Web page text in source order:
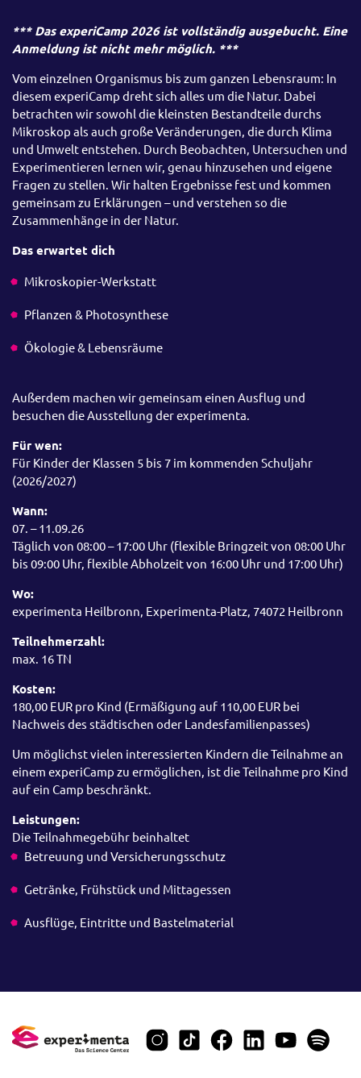
*** Das experiCamp 2026 ist vollständig ausgebucht. Eine
Anmeldung ist nicht mehr möglich. ***
Vom einzelnen Organismus bis zum ganzen Lebensraum: In
diesem experiCamp dreht sich alles um die Natur. Dabei
betrachten wir sowohl die kleinsten Bestandteile durchs
Mikroskop als auch große Veränderungen, die durch Klima
und Umwelt entstehen. Durch Beobachten, Untersuchen und
Experimentieren lernen wir, genau hinzusehen und eigene
Fragen zu stellen. Wir halten Ergebnisse fest und kommen
gemeinsam zu Erklärungen – und verstehen so die
Zusammenhänge in der Natur.
Das erwartet dich
Mikroskopier-Werkstatt
Pflanzen & Photosynthese
Ökologie & Lebensräume
Außerdem machen wir gemeinsam einen Ausflug und
besuchen die Ausstellung der experimenta.
Für wen:
Für Kinder der Klassen 5 bis 7 im kommenden Schuljahr
(2026/2027)
Wann:
07. – 11.09.26
Täglich von 08:00 – 17:00 Uhr (flexible Bringzeit von 08:00 Uhr
bis 09:00 Uhr, flexible Abholzeit von 16:00 Uhr und 17:00 Uhr)
Wo:
experimenta Heilbronn, Experimenta-Platz, 74072 Heilbronn
Teilnehmerzahl:
max. 16 TN
Kosten:
180,00 EUR pro Kind (Ermäßigung auf 110,00 EUR bei
Nachweis des städtischen oder Landesfamilienpasses)
Um möglichst vielen interessierten Kindern die Teilnahme an
einem experiCamp zu ermöglichen, ist die Teilnahme pro Kind
auf ein Camp beschränkt.
Leistungen:
Die Teilnahmegebühr beinhaltet
Betreuung und Versicherungsschutz
Getränke, Frühstück und Mittagessen
Ausflüge, Eintritte und Bastelmaterial